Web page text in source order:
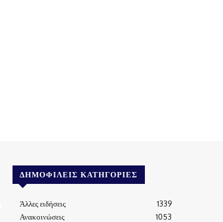
ΔΗΜΟΦΙΛΕΊΣ ΚΑΤΗΓΟΡΊΕΣ
Άλλες ειδήσεις
1339
Ανακοινώσεις
1053